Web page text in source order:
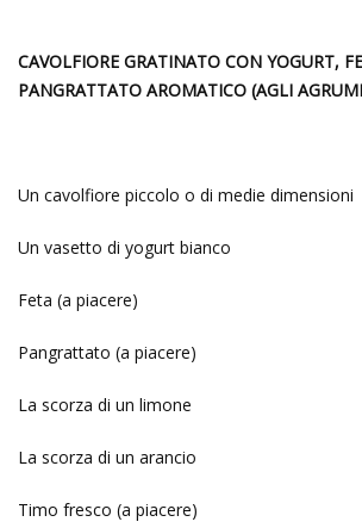
CAVOLFIORE GRATINATO CON YOGURT,
PANGRATTATO AROMATICO (AGLI
Un cavolfiore piccolo o di medie dimensioni
Un vasetto di yogurt bianco
Feta (a piacere)
Pangrattato (a piacere)
La scorza di un limone
La scorza di un arancio
Timo fresco (a piacere)